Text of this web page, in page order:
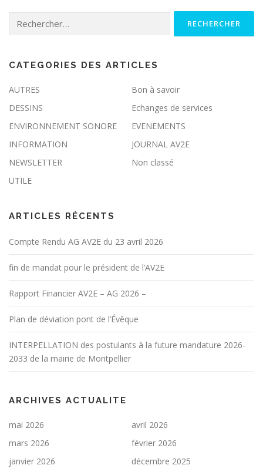
CATEGORIES DES ARTICLES
AUTRES
Bon à savoir
DESSINS
Echanges de services
ENVIRONNEMENT SONORE
EVENEMENTS
INFORMATION
JOURNAL AV2E
NEWSLETTER
Non classé
UTILE
ARTICLES RÉCENTS
Compte Rendu AG AV2E du 23 avril 2026
fin de mandat pour le président de l’AV2E
Rapport Financier AV2E – AG 2026 –
Plan de déviation pont de l’Évêque
INTERPELLATION des postulants à la future mandature 2026-
2033 de la mairie de Montpellier
ARCHIVES ACTUALITE
mai 2026
avril 2026
mars 2026
février 2026
janvier 2026
décembre 2025